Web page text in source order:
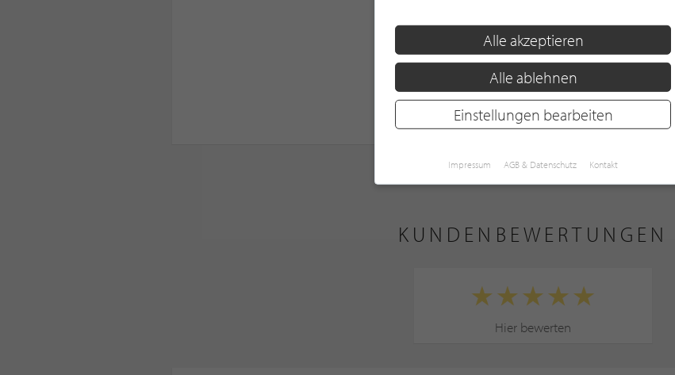
KUNDENBEWERTUNGEN
Hier bewerten
Alle akzeptieren
Alle ablehnen
Einstellungen bearbeiten
Impressum AGB & Datenschutz Kontakt